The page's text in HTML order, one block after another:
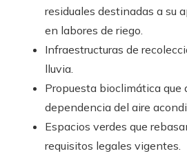
residuales destinadas a su
en labores de riego.
Infraestructuras de
lluvia.
Propuesta bioclimática que
dependencia del aire
Espacios verdes que
requisitos legales vigentes.